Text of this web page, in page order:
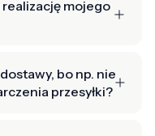
mojego
bo np. nie
przesyłki?